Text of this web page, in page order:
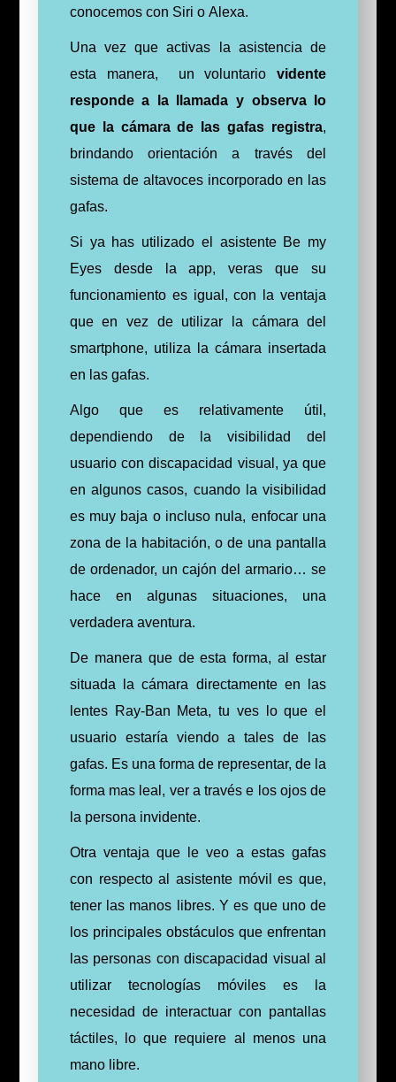
conocemos con Siri o Alexa.
Una vez que activas la asistencia de
esta manera, un voluntariovidente
responde a la llamada y observa lo
que la cámara de las gafas registra,
brindando orientación a través del
sistema de altavoces incorporado en las
gafas.
Si ya has utilizado el asistente Be my
Eyes desde la app, veras que su
funcionamiento es igual, con la ventaja
que en vez de utilizar la cámara del
smartphone, utiliza la cámara insertada
en las gafas.
Algo que es relativamente útil,
dependiendo de la visibilidad del
usuario con discapacidad visual, ya que
en algunos casos, cuando la visibilidad
es muy baja o incluso nula, enfocar una
zona de la habitación, o de una pantalla
de ordenador, un cajón del armario… se
hace en algunas situaciones, una
verdadera aventura.
De manera que de esta forma, al estar
situada la cámara directamente en las
lentes Ray-Ban Meta, tu ves lo que el
usuario estaría viendo a tales de las
gafas. Es una forma de representar, de la
forma mas leal, ver a través e los ojos de
la persona invidente.
Otra ventaja que le veo a estas gafas
con respecto al asistente móvil es que,
tener las manos libres. Y es que uno de
los principales obstáculos que enfrentan
las personas con discapacidad visual al
utilizar tecnologías móviles es la
necesidad de interactuar con pantallas
táctiles, lo que requiere al menos una
mano libre.